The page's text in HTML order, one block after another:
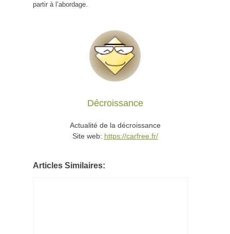
partir à l’abordage.
Décroissance
Actualité de la décroissance
Site web: https://carfree.fr/
Articles Similaires: